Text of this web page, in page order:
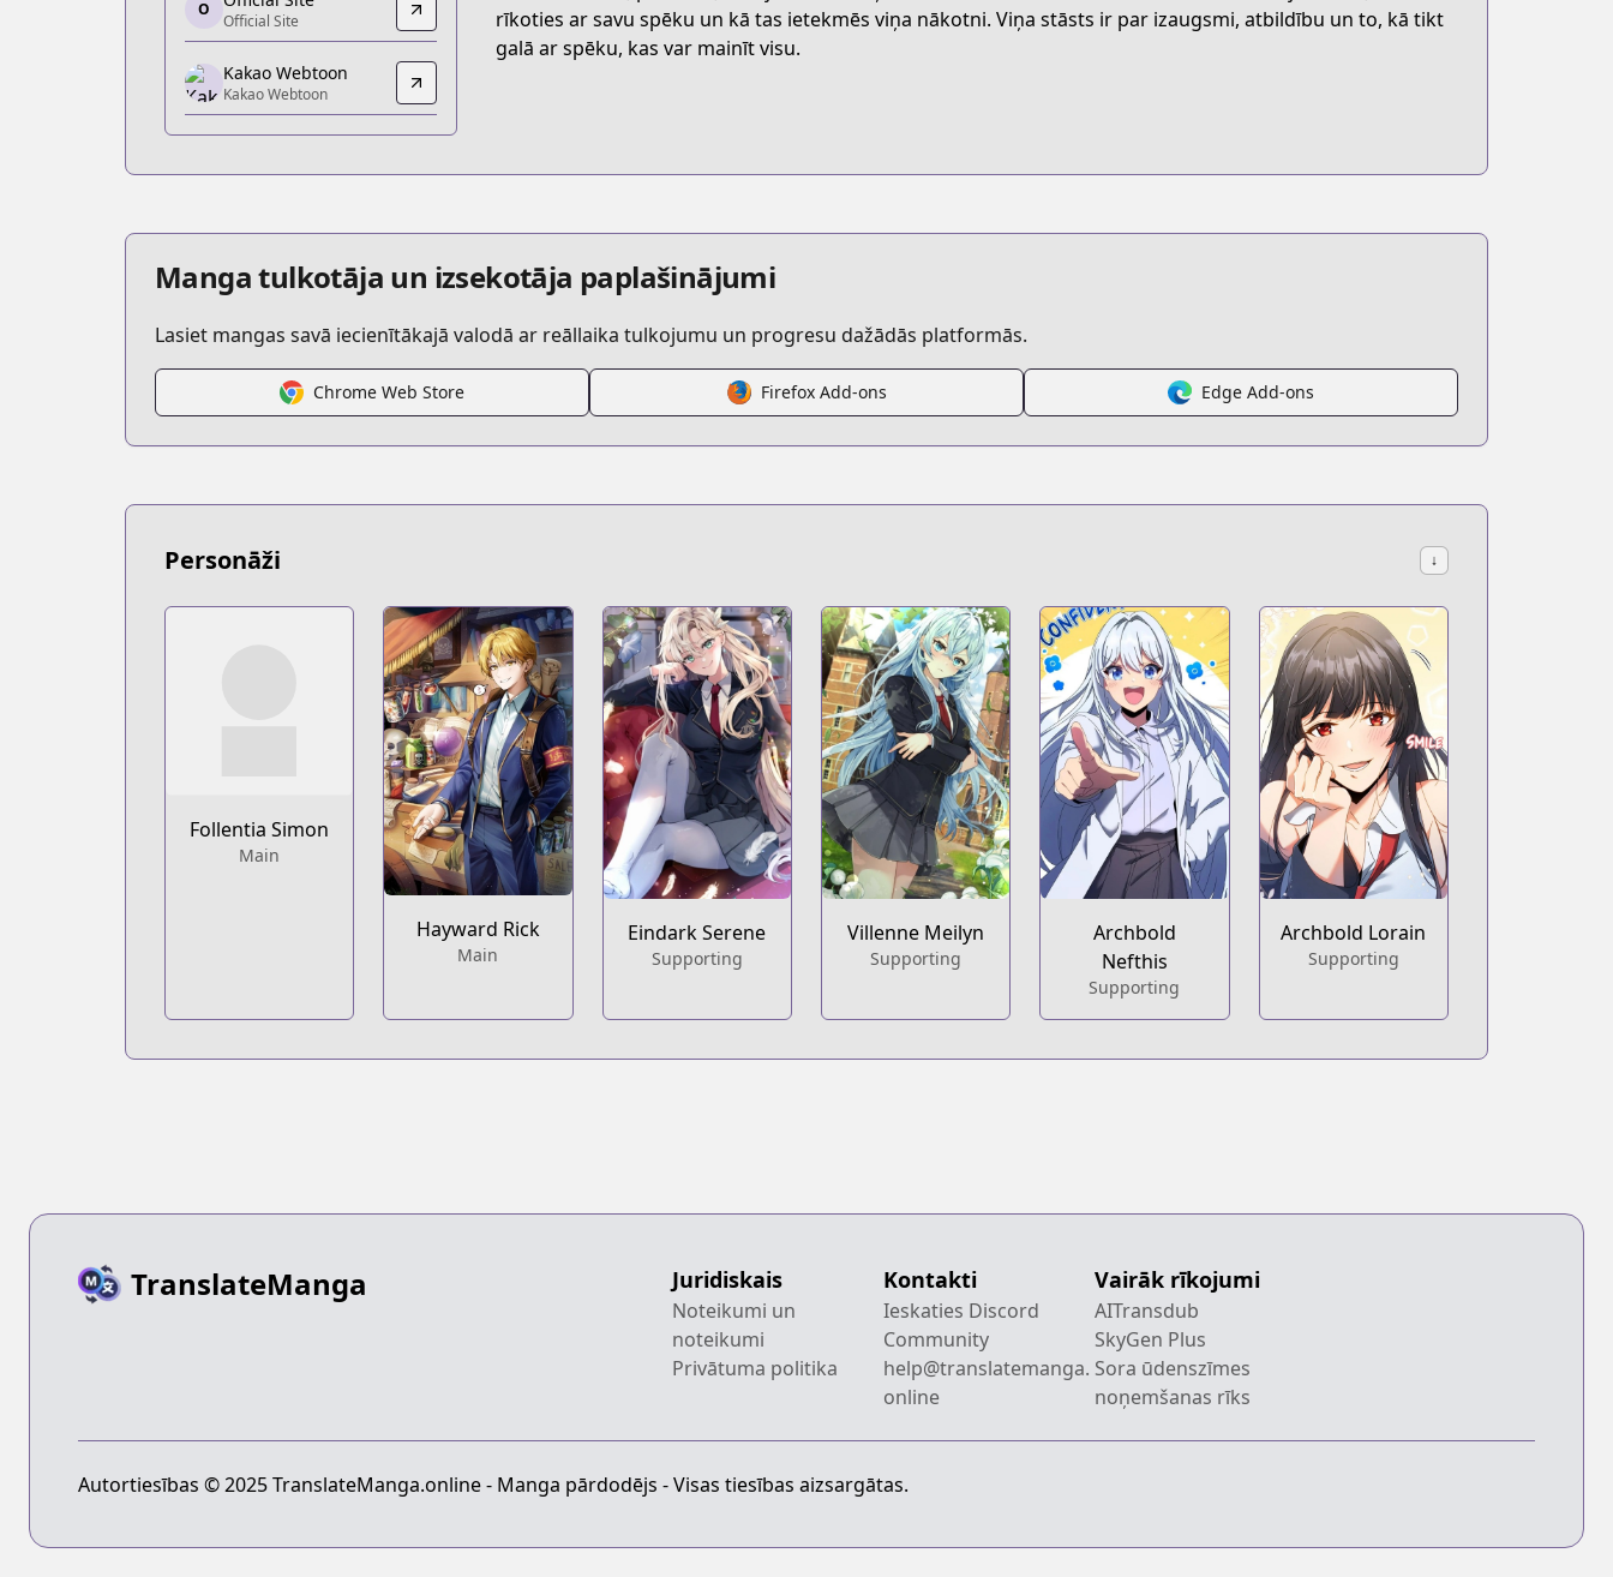
Official Site
Official Site
http://necromancer-academy.com/
Kakao Webtoon
Kakao Webtoon
KakaoPage
https://page.kakao.com/content/62727430
O
Official Site
Kakao Webtoon
Kakao Webtoon
rīkoties ar savu spēku un kā tas ietekmēs viņa nākotni. Viņa stāsts ir par izaugsmi, atbildību un to, kā tikt
galā ar spēku, kas var mainīt visu.
Manga tulkotāja un izsekotāja paplašinājumi
Lasiet mangas savā iecienītākajā valodā ar reāllaika tulkojumu un progresu dažādās platformās.
Chrome Web Store Firefox Add-ons Edge Add-ons
Personāži ↓
Follentia Simon
Main
Hayward Rick
Main
Eindark Serene
Supporting
Villenne Meilyn
Supporting
Archbold
Nefthis
Supporting
Archbold Lorain
Supporting
TranslateManga Juridiskais
Noteikumi un
noteikumi
Privātuma politika
Kontakti
Ieskaties Discord
Community
help@translatemanga.
online
Vairāk rīkojumi
AITransdub
SkyGen Plus
Sora ūdenszīmes
noņemšanas rīks
Autortiesības © 2025 TranslateManga.online - Manga pārdodējs - Visas tiesības aizsargātas.